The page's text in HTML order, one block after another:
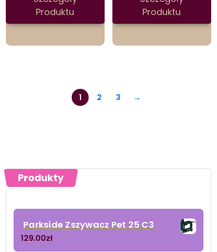
Produktu
Produktu
1 2 3 →
Produkty
Parkside Zszywacz Pet 25 C3
129.00zł